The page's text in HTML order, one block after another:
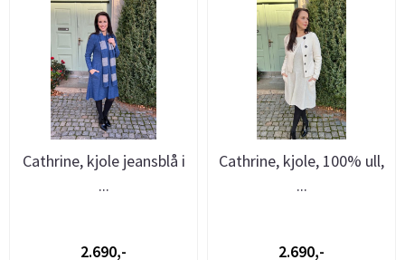
Cathrine, kjole jeansblå i
...
2.690,-
Cathrine, kjole, 100% ull,
...
2.690,-